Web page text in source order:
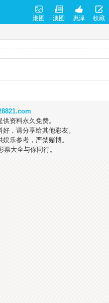
港图 澳图 惠泽 收藏
供资料永久免费。
，请分享给其他彩友。
乐参考，严禁赌博。
大全与你同行。